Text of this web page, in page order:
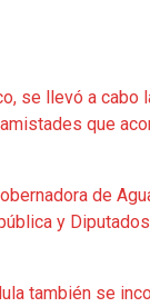
se llevó a
que
de
y
también se